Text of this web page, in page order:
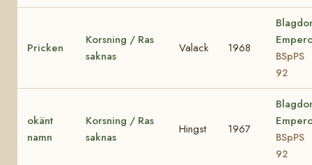
Pricken
Korsning / Ras
saknas
Valack 1968
BSpPS
92
okänt
namn
Korsning / Ras
saknas
Hingst 1967
BSpPS
92